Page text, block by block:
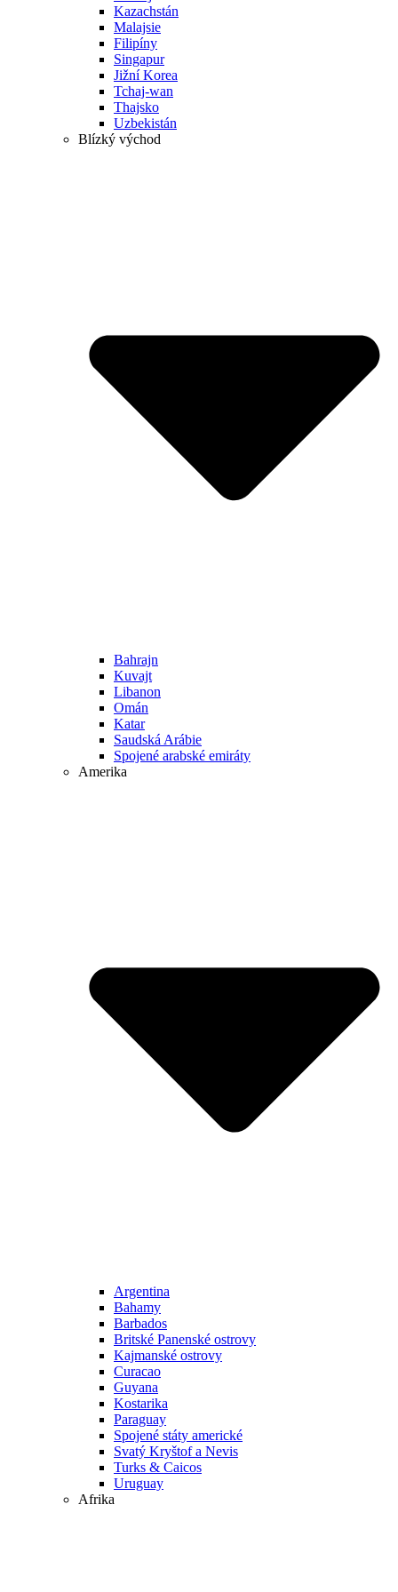
Kazachstán
Malajsie
Filipíny
Singapur
Jižní Korea
Tchaj-wan
Thajsko
Uzbekistán
Blízký východ
Bahrajn
Kuvajt
Libanon
Omán
Katar
Saudská Arábie
Spojené arabské emiráty
Amerika
Argentina
Bahamy
Barbados
Britské Panenské ostrovy
Kajmanské ostrovy
Curacao
Guyana
Kostarika
Paraguay
Spojené státy americké
Svatý Kryštof a Nevis
Turks & Caicos
Uruguay
Afrika